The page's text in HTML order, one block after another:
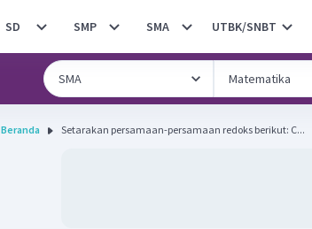
SD SMP SMA UTBK/SNBT
Beranda Setarakan persamaan-persamaan redoks berikut: C...